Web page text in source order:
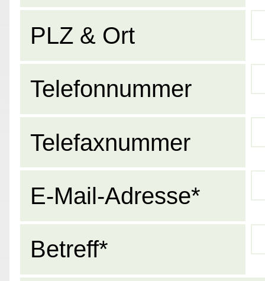
PLZ & Ort
Telefonnummer
Telefaxnummer
E-Mail-Adresse*
Betreff*